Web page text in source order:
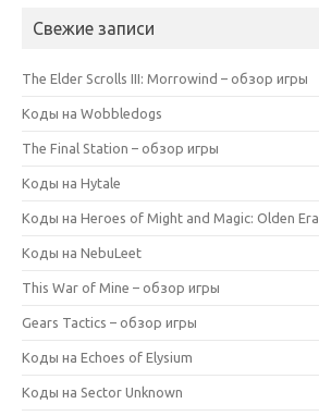
Свежие записи
The Elder Scrolls III: Morrowind – обзор игры
Коды на Wobbledogs
The Final Station – обзор игры
Коды на Hytale
Коды на Heroes of Might and Magic: Olden Era
Коды на NebuLeet
This War of Mine – обзор игры
Gears Tactics – обзор игры
Коды на Echoes of Elysium
Коды на Sector Unknown